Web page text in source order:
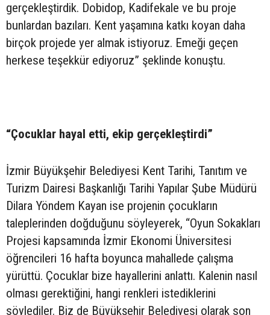
gerçekleştirdik. Dobidop, Kadifekale ve bu proje
bunlardan bazıları. Kent yaşamına katkı koyan daha
birçok projede yer almak istiyoruz. Emeği geçen
herkese teşekkür ediyoruz” şeklinde konuştu.
“Çocuklar hayal etti, ekip gerçekleştirdi”
İzmir Büyükşehir Belediyesi Kent Tarihi, Tanıtım ve
Turizm Dairesi Başkanlığı Tarihi Yapılar Şube Müdürü
Dilara Yöndem Kayan ise projenin çocukların
taleplerinden doğduğunu söyleyerek, “Oyun Sokakları
Projesi kapsamında İzmir Ekonomi Üniversitesi
öğrencileri 16 hafta boyunca mahallede çalışma
yürüttü. Çocuklar bize hayallerini anlattı. Kalenin nasıl
olması gerektiğini, hangi renkleri istediklerini
söylediler. Biz de Büyükşehir Belediyesi olarak son